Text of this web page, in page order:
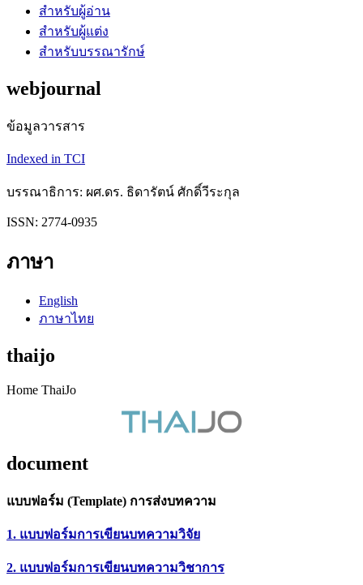
สำหรับผู้อ่าน
สำหรับผู้แต่ง
สำหรับบรรณารักษ์
webjournal
ข้อมูลวารสาร
Indexed in TCI
บรรณาธิการ: ผศ.ดร. ธิดารัตน์ ศักดิ์วีระกุล
ISSN: 2774-0935
ภาษา
English
ภาษาไทย
thaijo
Home ThaiJo
document
แบบฟอร์ม (Template) การส่งบทความ
1. แบบฟอร์มการเขียนบทความวิจัย
2. แบบฟอร์มการเขียนบทความวิชาการ